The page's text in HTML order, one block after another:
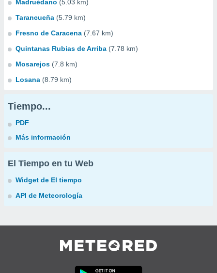
Madruédano (5.03 km)
Tarancueña (5.79 km)
Fresno de Caracena (7.67 km)
Quintanas Rubias de Arriba (7.78 km)
Mosarejos (7.8 km)
Losana (8.79 km)
Tiempo...
PDF
Más información
El Tiempo en tu Web
Widget de El tiempo
API de Meteorología